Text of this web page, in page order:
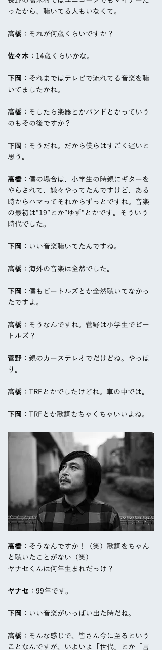
ったから、聴いてる人もいなくて。
高橋 ：それが何歳くらいですか？
佐々木 ：14歳くらいかな。
下岡 ：それまではテレビで流れてる音楽を聴
いてましたかね。
高橋 ：そしたら楽器とかバンドとかっていう
のもその後ですか？
下岡 ：そうだね。だから僕らはすごく遅いと
思う。
高橋 ：僕の場合は、小学生の時親にギターを
やらされて、嫌々やってたんですけど、ある
時からハマってそれからずっとですね。音楽
の最初は”19”とか”ゆず”とかです。そういう
時代でした。
下岡 ：いい音楽聴いてたんですね。
高橋 ：海外の音楽は全然でした。
下岡 ：僕もビートルズとか全然聴いてなかっ
たですよ。
高橋 ：そうなんですね。菅野は小学生でビー
トルズ？
菅野 ：親のカーステレオでだけどね。やっぱ
り。
高橋 ：TRFとかでしたけどね。車の中では。
下岡 ：TRFとか歌詞むちゃくちゃいいよね。
高橋 ：そうなんですか！（笑）歌詞をちゃん
と聴いたことがない（笑）
ヤナセくんは何年生まれだっけ？
ヤナセ ：99年です。
下岡 ：いい音楽がいっぱい出た時だね。
高橋 ：そんな感じで、皆さん今に至るという
ことなんですが、いよいよ「世代」とか「言